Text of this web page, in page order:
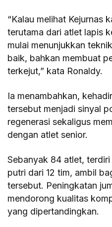
“Kalau melihat Kejurnas
terutama dari atlet lapis
mulai menunjukkan
baik, bahkan membuat
terkejut,” kata Ronaldy.
Ia menambahkan,
tersebut menjadi sinyal
regenerasi sekaligus
dengan atlet senior.
Sebanyak 84 atlet,
putri dari 12 tim, ambil
tersebut. Peningkatan
mendorong kualitas
yang dipertandingkan.